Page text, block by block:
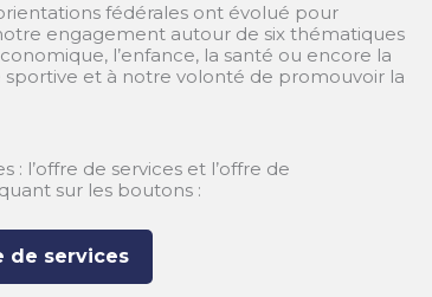
fédérales ont évolué pour
engagement autour de six thématiques
l’enfance, la santé ou encore la
et à notre volonté de promouvoir la
l’offre de services et l’offre de
sur les boutons :
de services